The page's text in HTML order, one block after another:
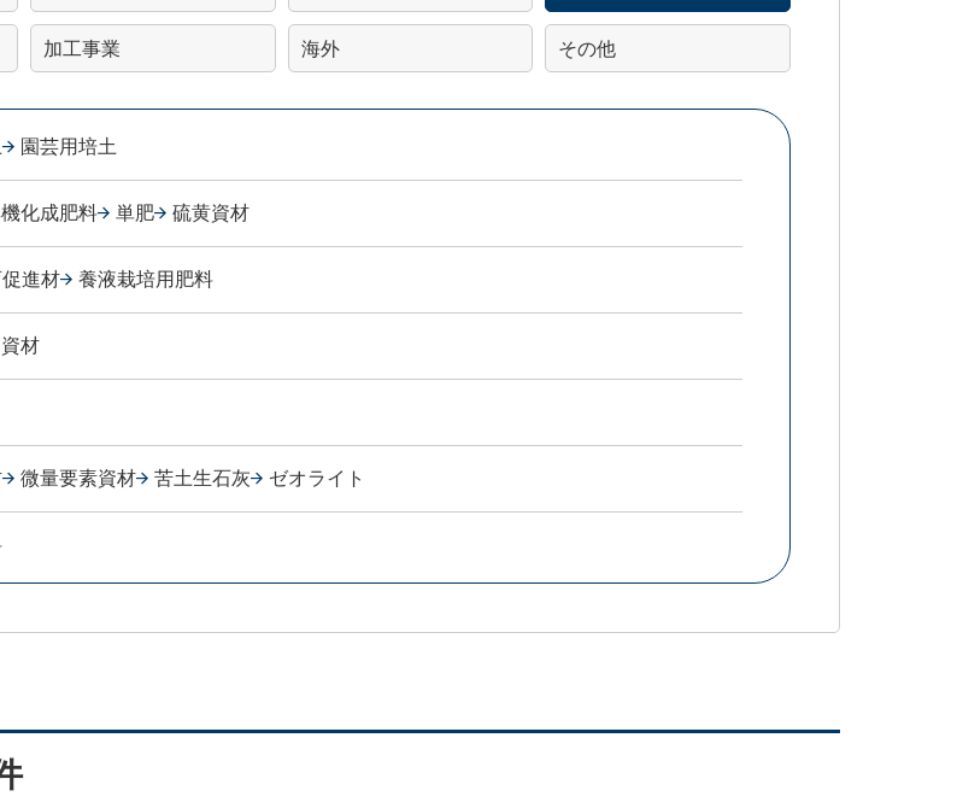
加工事業 海外 その他
園芸用培土
化成肥料 単肥 硫黄資材
進材 養液栽培用肥料
材
微量要素資材 苦土生石灰 ゼオライト